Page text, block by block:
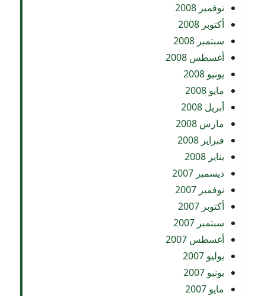
نوفمبر 2008
أكتوبر 2008
سبتمبر 2008
أغسطس 2008
يونيو 2008
مايو 2008
أبريل 2008
مارس 2008
فبراير 2008
يناير 2008
ديسمبر 2007
نوفمبر 2007
أكتوبر 2007
سبتمبر 2007
أغسطس 2007
يوليو 2007
يونيو 2007
مايو 2007